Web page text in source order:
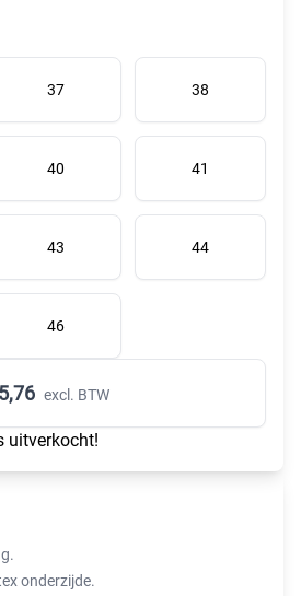
37 38
40 41
43 44
46
5,76 excl. BTW
uitverkocht!
onderzijde.